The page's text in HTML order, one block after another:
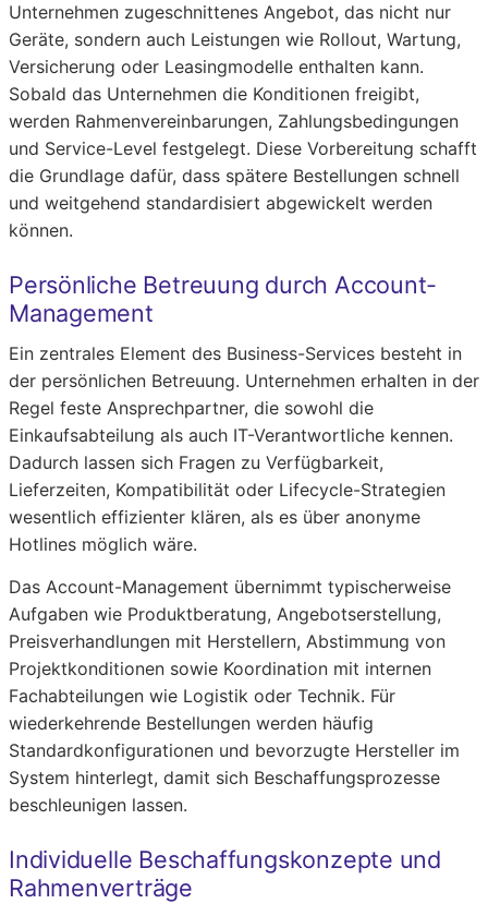
Unternehmen zugeschnittenes Angebot, das nicht nur
Geräte, sondern auch Leistungen wie Rollout, Wartung,
Versicherung oder Leasingmodelle enthalten kann.
Sobald das Unternehmen die Konditionen freigibt,
werden Rahmenvereinbarungen, Zahlungsbedingungen
und Service-Level festgelegt. Diese Vorbereitung schafft
die Grundlage dafür, dass spätere Bestellungen schnell
und weitgehend standardisiert abgewickelt werden
können.
Persönliche Betreuung durch Account-
Management
Ein zentrales Element des Business-Services besteht in
der persönlichen Betreuung. Unternehmen erhalten in der
Regel feste Ansprechpartner, die sowohl die
Einkaufsabteilung als auch IT-Verantwortliche kennen.
Dadurch lassen sich Fragen zu Verfügbarkeit,
Lieferzeiten, Kompatibilität oder Lifecycle-Strategien
wesentlich effizienter klären, als es über anonyme
Hotlines möglich wäre.
Das Account-Management übernimmt typischerweise
Aufgaben wie Produktberatung, Angebotserstellung,
Preisverhandlungen mit Herstellern, Abstimmung von
Projektkonditionen sowie Koordination mit internen
Fachabteilungen wie Logistik oder Technik. Für
wiederkehrende Bestellungen werden häufig
Standardkonfigurationen und bevorzugte Hersteller im
System hinterlegt, damit sich Beschaffungsprozesse
beschleunigen lassen.
Individuelle Beschaffungskonzepte und
Rahmenverträge